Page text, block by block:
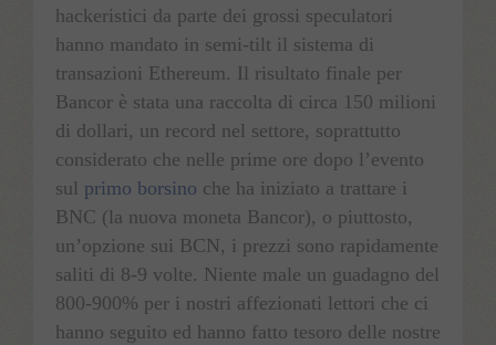
hackeristici da parte dei grossi speculatori
hanno mandato in semi-tilt il sistema di
transazioni Ethereum. Il risultato finale per
Bancor è stata una raccolta di circa 150 milioni
di dollari, un record nel settore, soprattutto
considerato che nelle prime ore dopo l’evento
sul primo borsino che ha iniziato a trattare i
BNC (la nuova moneta Bancor), o piuttosto,
un’opzione sui BCN, i prezzi sono rapidamente
saliti di 8-9 volte. Niente male un guadagno del
800-900% per i nostri affezionati lettori che ci
hanno seguito ed hanno fatto tesoro delle nostre